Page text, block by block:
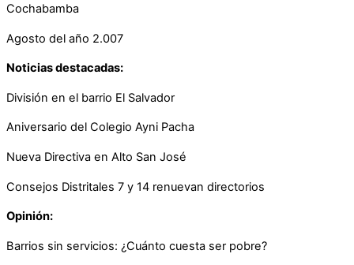
Cochabamba
Agosto del año 2.007
Noticias destacadas:
División en el barrio El Salvador
Aniversario del Colegio Ayni Pacha
Nueva Directiva en Alto San José
Consejos Distritales 7 y 14 renuevan directorios
Opinión:
Barrios sin servicios: ¿Cuánto cuesta ser pobre?